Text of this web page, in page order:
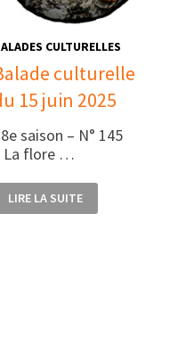
CULTURELLES
culturelle
15 juin 2025
saison – N° 145
La flore …
BALADE
CULTURELLE
DU
LIRE LA SUITE